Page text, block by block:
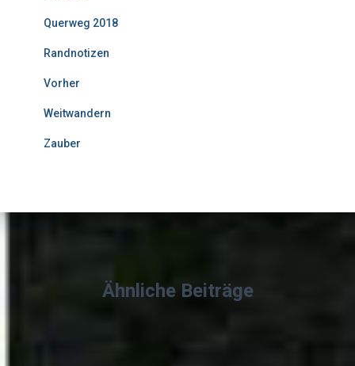
Querweg 2018
Randnotizen
Vorher
Weitwandern
Zauber
Ähnliche Beiträge